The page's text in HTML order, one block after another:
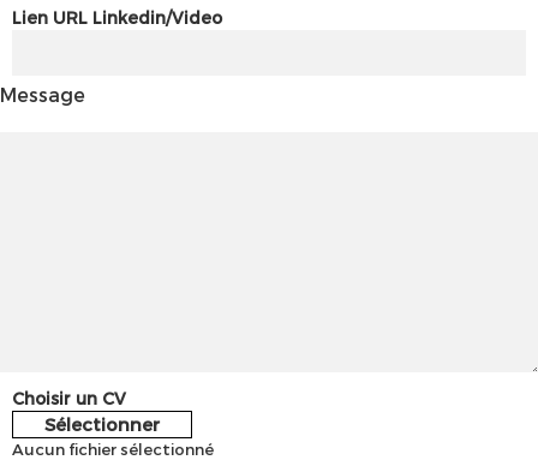
Lien URL Linkedin/Video
Message
Choisir un CV
Sélectionner
Aucun fichier sélectionné